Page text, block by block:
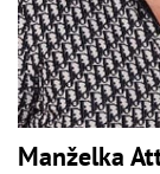
Manželka